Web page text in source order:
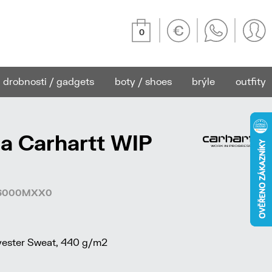
0
drobnosti / gadgets boty / shoes brýle outfity
Carhartt WIP
Sweat, 440 g/m2